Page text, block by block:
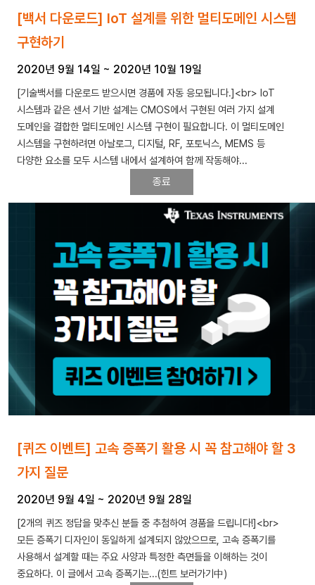
[백서 다운로드] IoT 설계를 위한 멀티도메인 시스템
구현하기
2020년 9월 14일 ~ 2020년 10월 19일
[기술백서를 다운로드 받으시면 경품에 자동 응모됩니다.]<br> IoT
시스템과 같은 센서 기반 설계는 CMOS에서 구현된 여러 가지 설계
도메인을 결합한 멀티도메인 시스템 구현이 필요합니다. 이 멀티도메인
시스템을 구현하려면 아날로그, 디지털, RF, 포토닉스, MEMS 등
다양한 요소를 모두 시스템 내에서 설계하여 함께 작동해야...
종료
[퀴즈 이벤트] 고속 증폭기 활용 시 꼭 참고해야 할 3
가지 질문
2020년 9월 4일 ~ 2020년 9월 28일
[2개의 퀴즈 정답을 맞추신 분들 중 추첨하여 경품을 드립니다!]<br>
모든 증폭기 디자인이 동일하게 설계되지 않았으므로, 고속 증폭기를
사용해서 설계할 때는 주요 사양과 특정한 측면들을 이해하는 것이
중요하다. 이 글에서 고속 증폭기는...(힌트 보러가기中)